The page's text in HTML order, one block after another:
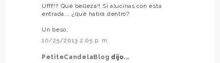
Ufff!!! Qué belleza!! Si alucinas con esta
entrada... ¿qué habrá dentro?
Un beso,
10/25/2013 2:05 p. m.
PetiteCandelaBlog dijo...